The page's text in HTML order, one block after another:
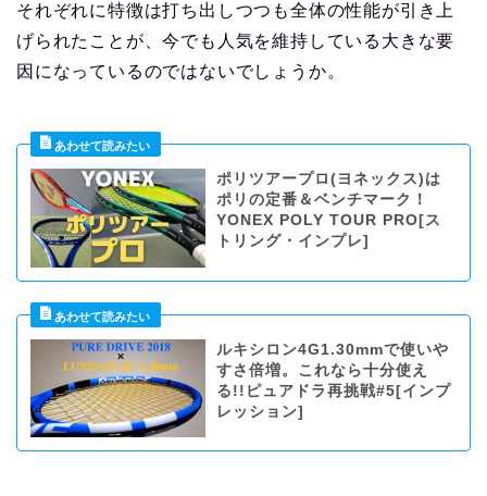
それぞれに特徴は打ち出しつつも全体の性能が引き上
げられたことが、今でも人気を維持している大きな要
因になっているのではないでしょうか。
ポリツアープロ(ヨネックス)は
ポリの定番＆ベンチマーク！
YONEX POLY TOUR PRO[ス
トリング・インプレ]
ルキシロン4G1.30mmで使いや
すさ倍増。これなら十分使え
る!!ピュアドラ再挑戦#5[インプ
レッション]